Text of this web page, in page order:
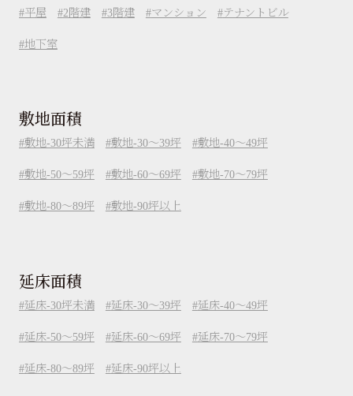
平屋 2階建 3階建 マンション テナントビル
地下室
敷地面積
敷地-30坪未満 敷地-30～39坪 敷地-40～49坪
敷地-50～59坪 敷地-60～69坪 敷地-70～79坪
敷地-80～89坪 敷地-90坪以上
延床面積
延床-30坪未満 延床-30～39坪 延床-40～49坪
延床-50～59坪 延床-60～69坪 延床-70～79坪
延床-80～89坪 延床-90坪以上